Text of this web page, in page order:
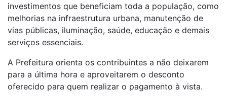
investimentos que beneficiam toda a população, como
melhorias na infraestrutura urbana, manutenção de
vias públicas, iluminação, saúde, educação e demais
serviços essenciais.
A Prefeitura orienta os contribuintes a não deixarem
para a última hora e aproveitarem o desconto
oferecido para quem realizar o pagamento à vista.